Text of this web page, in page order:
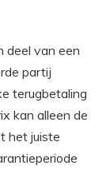
deel van een
partij
terugbetaling
kan alleen de
het juiste